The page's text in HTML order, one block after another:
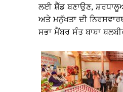
ਲਈ ਸ਼ੈੱਡ ਬਣਾਉਣ,
ਅਤੇ ਮਨੁੱਖਤਾ ਦੀ
ਸਭਾ ਮੈਂਬਰ ਸੰਤ ਬਾਬਾ